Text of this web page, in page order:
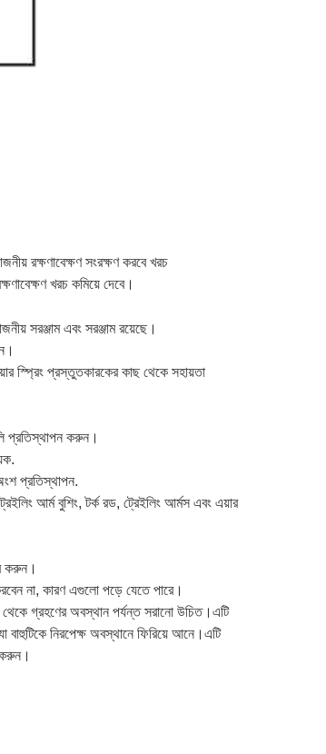
রক্ষণাবেক্ষণ সংরক্ষণ করবে খরচ
খরচ কমিয়ে দেবে।
সরঞ্জাম এবং সরঞ্জাম রয়েছে।
স্প্রিং প্রস্তুতকারকের কাছ থেকে সহায়তা
প্রতিস্থাপন করুন।
প্রতিস্থাপন.
আর্ম বুশিং, টর্ক রড, ট্রেইলিং আর্মস এবং এয়ার
করুন।
না, কারণ এগুলো পড়ে যেতে পারে।
থেকে গ্রহণের অবস্থান পর্যন্ত সরানো উচিত।এটি
বাহুটিকে নিরপেক্ষ অবস্থানে ফিরিয়ে আনে।এটি
করুন।